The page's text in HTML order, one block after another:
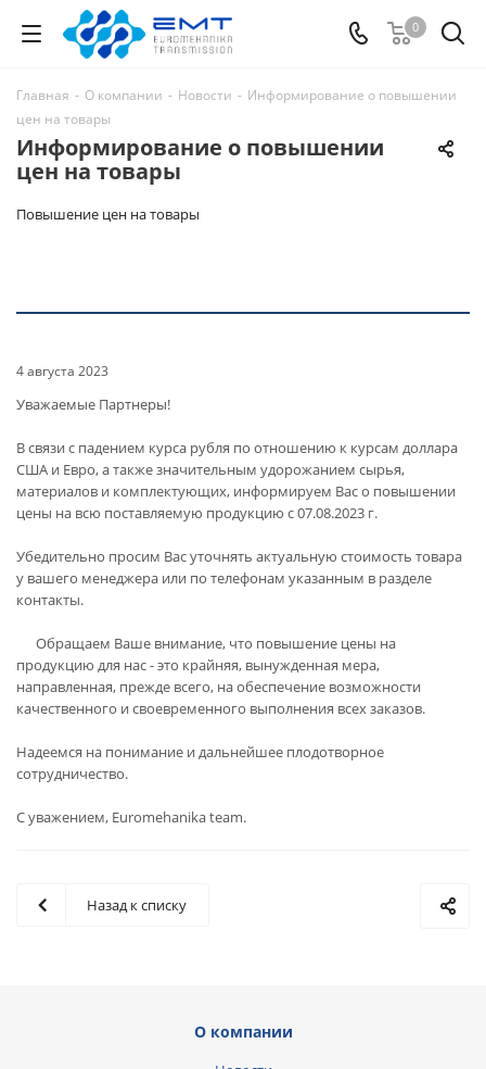
0
Главная - О компании - Новости - Информирование о повышении
цен на товары
Информирование о повышении
цен на товары
Повышение цен на товары
4 августа 2023
Уважаемые Партнеры!
В связи с падением курса рубля по отношению к курсам доллара
США и Евро, а также значительным удорожанием сырья,
материалов и комплектующих, информируем Вас о повышении
цены на всю поставляемую продукцию с 07.08.2023 г.
Убедительно просим Вас уточнять актуальную стоимость товара
у вашего менеджера или по телефонам указанным в разделе
контакты.
Обращаем Ваше внимание, что повышение цены на
продукцию для нас - это крайняя, вынужденная мера,
направленная, прежде всего, на обеспечение возможности
качественного и своевременного выполнения всех заказов.
Надеемся на понимание и дальнейшее плодотворное
сотрудничество.
С уважением, Euromehanika team.
Назад к списку
О компании